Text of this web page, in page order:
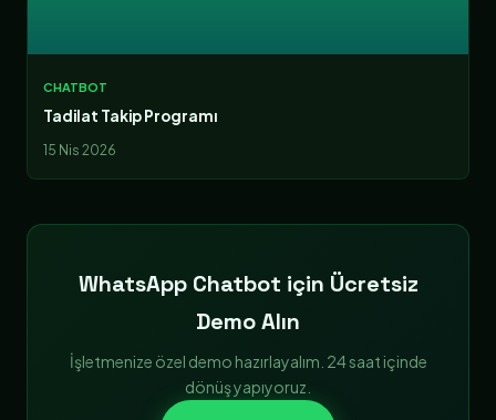
CHATBOT
Tadilat Takip Programı
15 Nis 2026
WhatsApp Chatbot için Ücretsiz
Demo Alın
İşletmenize özel demo hazırlayalım. 24 saat içinde
dönüş yapıyoruz.